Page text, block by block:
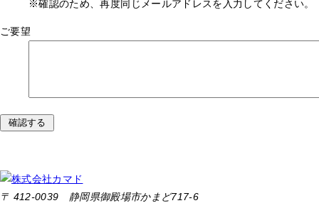
※確認のため、再度同じメールアドレスを入力してください。
ご要望
〒 412-0039 静岡県御殿場市かまど717-6